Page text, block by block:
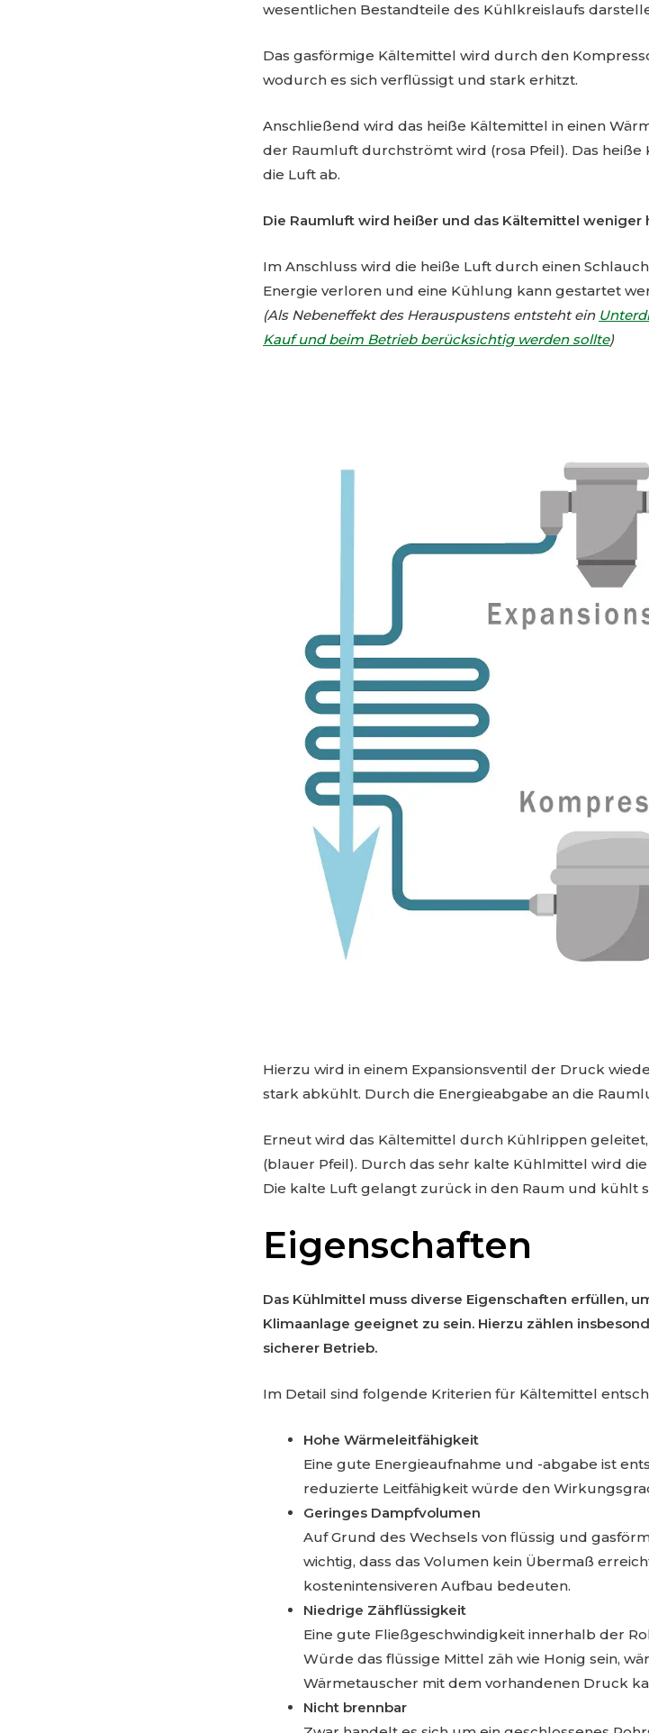
wesentlichen Bestandteile des Kühlkreislaufs
Das gasförmige Kältemittel wird durch den
wodurch es sich verflüssigt und stark erhitzt.
Anschließend wird das heiße Kältemittel in einen
der Raumluft durchströmt wird (rosa Pfeil). Das
die Luft ab.
Die Raumluft wird heißer und das Kältemittel weniger
Im Anschluss wird die heiße Luft durch einen
Energie verloren und eine Kühlung kann gestartet
(Als Nebeneffekt des Herauspustens entsteht ein
Kauf und beim Betrieb berücksichtig werden sollte)
Hierzu wird in einem Expansionsventil der Druck
stark abkühlt. Durch die Energieabgabe an die
Erneut wird das Kältemittel durch Kühlrippen
(blauer Pfeil). Durch das sehr kalte Kühlmittel wird
Die kalte Luft gelangt zurück in den Raum und kühlt
Eigenschaften
Das Kühlmittel muss diverse Eigenschaften erfüllen,
Klimaanlage geeignet zu sein. Hierzu zählen
sicherer Betrieb.
Im Detail sind folgende Kriterien für Kältemittel
Hohe Wärmeleitfähigkeit
Eine gute Energieaufnahme und -abgabe ist
reduzierte Leitfähigkeit würde den
Geringes Dampfvolumen
Auf Grund des Wechsels von flüssig und
wichtig, dass das Volumen kein Übermaß
kostenintensiveren Aufbau bedeuten.
Niedrige Zähflüssigkeit
Eine gute Fließgeschwindigkeit innerhalb der
Würde das flüssige Mittel zäh wie Honig sein,
Wärmetauscher mit dem vorhandenen Druck
Nicht brennbar